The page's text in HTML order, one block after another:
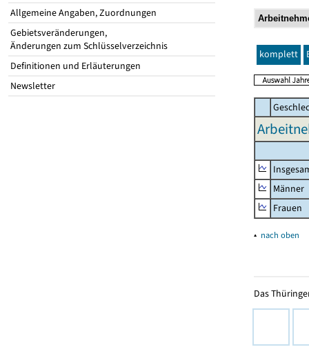
Allgemeine Angaben, Zuordnungen
Gebietsveränderungen,
Änderungen zum Schlüsselverzeichnis
Definitionen und Erläuterungen
Newsletter
komplett
Männer
Frauen
▴ nach oben
Das